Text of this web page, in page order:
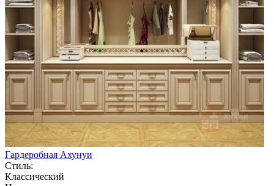
Гардеробная Ахунуи
Стиль:
Классический